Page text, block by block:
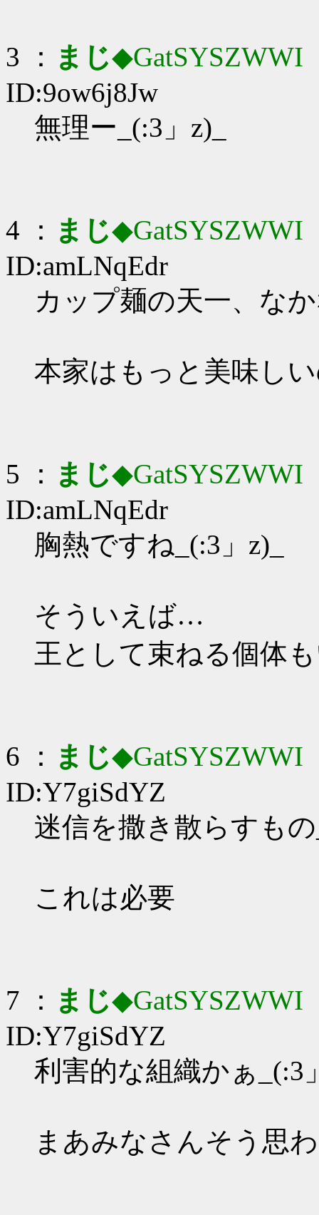
3 ： まじ◆GatSYSZWWI
ID:9ow6j8Jw
無理ー_(:3」z)_
4 ： まじ◆GatSYSZWWI
ID:amLNqEdr
カップ麺の天一、な
本家はもっと美味し
5 ： まじ◆GatSYSZWWI
ID:amLNqEdr
胸熱ですね_(:3」z)_
そういえば…
王として束ねる個体
6 ： まじ◆GatSYSZWWI
ID:Y7giSdYZ
迷信を撒き散らすも
これは必要
7 ： まじ◆GatSYSZWWI
ID:Y7giSdYZ
利害的な組織かぁ_(:3
まあみなさんそう思